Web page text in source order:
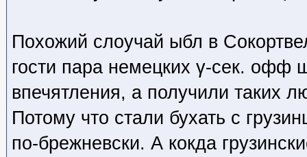
Похожий слоучай ыбл в
гости пара немецких γ-сек. офф
впечятления, а получили таких
Потому что стали бухать с
по-брежневски. А кокда